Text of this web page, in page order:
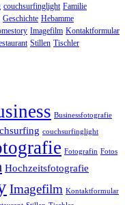
couchsurfinglight Familie
Geschichte Hebamme
Imagefilm Kontaktformular
Stillen Tischler
Businessfotografie
couchsurfinglight
Fotografin Fotos
Hochzeitsfotografie
Imagefilm Kontaktformular